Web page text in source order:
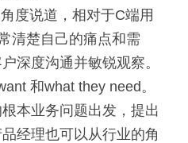
度说道，相对于C端用
清楚自己的痛点和需
深度沟通并敏锐观察。
和what they need。
本业务问题出发，提出
经理也可以从行业的角